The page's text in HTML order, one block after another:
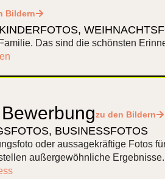
Bildern
KINDERFOTOS,
Das sind die schönsten
zu den Bildern
, BUSINESSFOTOS
oder aussagekräftige Fotos
außergewöhnliche Ergebnisse.